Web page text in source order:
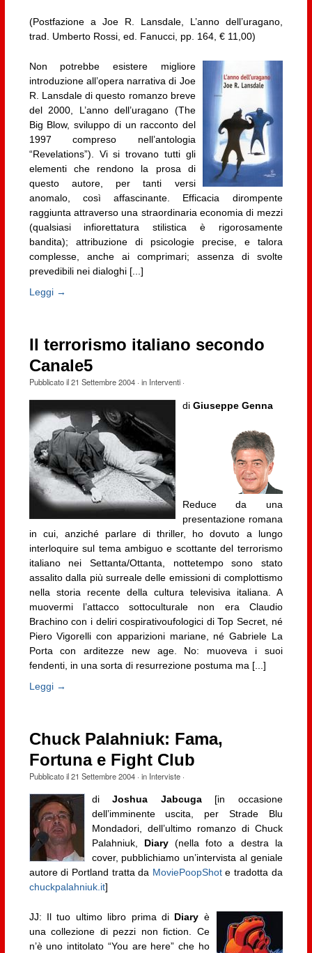
(Postfazione a Joe R. Lansdale, L’anno dell’uragano,
trad. Umberto Rossi, ed. Fanucci, pp. 164, € 11,00)
Non potrebbe esistere migliore
introduzione all’opera narrativa di Joe
R. Lansdale di questo romanzo breve
del 2000, L’anno dell’uragano (The
Big Blow, sviluppo di un racconto del
1997 compreso nell’antologia
“Revelations”). Vi si trovano tutti gli
elementi che rendono la prosa di
questo autore, per tanti versi
anomalo, così affascinante. Efficacia dirompente
raggiunta attraverso una straordinaria economia di mezzi
(qualsiasi infiorettatura stilistica è rigorosamente
bandita); attribuzione di psicologie precise, e talora
complesse, anche ai comprimari; assenza di svolte
prevedibili nei dialoghi [...]
Leggi →
Il terrorismo italiano secondo
Canale5
Pubblicato il21 Settembre 2004· in Interventi·
di Giuseppe Genna
Reduce da una
presentazione romana
in cui, anziché parlare di thriller, ho dovuto a lungo
interloquire sul tema ambiguo e scottante del terrorismo
italiano nei Settanta/Ottanta, nottetempo sono stato
assalito dalla più surreale delle emissioni di complottismo
nella storia recente della cultura televisiva italiana. A
muovermi l’attacco sottoculturale non era Claudio
Brachino con i deliri cospirativoufologici di Top Secret, né
Piero Vigorelli con apparizioni mariane, né Gabriele La
Porta con arditezze new age. No: muoveva i suoi
fendenti, in una sorta di resurrezione postuma ma [...]
Leggi →
Chuck Palahniuk: Fama,
Fortuna e Fight Club
Pubblicato il21 Settembre 2004· in Interviste·
diJoshua Jabcuga [in occasione
dell’imminente uscita, per Strade Blu
Mondadori, dell’ultimo romanzo di Chuck
Palahniuk, Diary(nella foto a destra la
cover, pubblichiamo un’intervista al geniale
autore di Portland tratta da MoviePoopShote tradotta da
chuckpalahniuk.it]
JJ: Il tuo ultimo libro prima di Diary è
una collezione di pezzi non fiction. Ce
n’è uno intitolato “You are here” che ho